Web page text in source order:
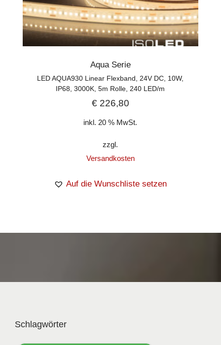
Aqua Serie
LED AQUA930 Linear Flexband, 24V DC, 10W,
IP68, 3000K, 5m Rolle, 240 LED/m
€226,80
inkl. 20 % MwSt.
zzgl.
Versandkosten
Auf die Wunschliste setzen
Schlagwörter